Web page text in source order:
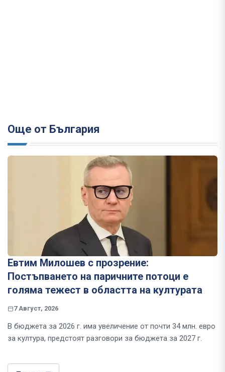
Още от България
Евтим Милошев с прозрение:
Постъпването на паричните потоци е
голяма тежест в областта на културата
7 Август, 2026
В бюджета за 2026 г. има увеличение от почти 34 млн. евро
за култура, предстоят разговори за бюджета за 2027 г.